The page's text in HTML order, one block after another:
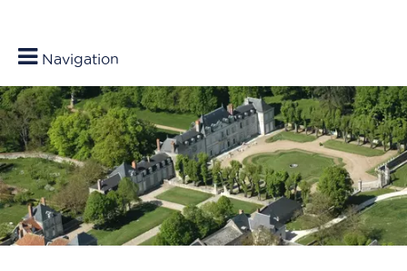
Navigation